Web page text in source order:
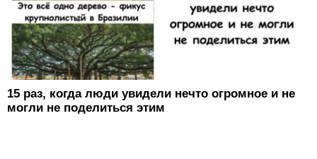
15 раз, когда люди увидели нечто огромное и не
могли не поделиться этим